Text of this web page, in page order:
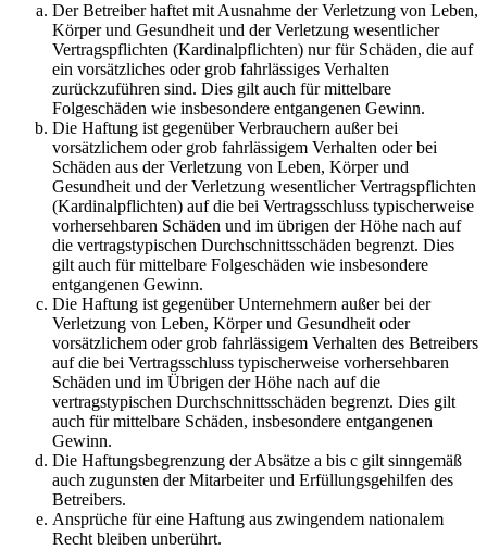
Der Betreiber haftet mit Ausnahme der Verletzung von Leben,
Körper und Gesundheit und der Verletzung wesentlicher
Vertragspflichten (Kardinalpflichten) nur für Schäden, die auf
ein vorsätzliches oder grob fahrlässiges Verhalten
zurückzuführen sind. Dies gilt auch für mittelbare
Folgeschäden wie insbesondere entgangenen Gewinn.
Die Haftung ist gegenüber Verbrauchern außer bei
vorsätzlichem oder grob fahrlässigem Verhalten oder bei
Schäden aus der Verletzung von Leben, Körper und
Gesundheit und der Verletzung wesentlicher Vertragspflichten
(Kardinalpflichten) auf die bei Vertragsschluss typischerweise
vorhersehbaren Schäden und im übrigen der Höhe nach auf
die vertragstypischen Durchschnittsschäden begrenzt. Dies
gilt auch für mittelbare Folgeschäden wie insbesondere
entgangenen Gewinn.
Die Haftung ist gegenüber Unternehmern außer bei der
Verletzung von Leben, Körper und Gesundheit oder
vorsätzlichem oder grob fahrlässigem Verhalten des Betreibers
auf die bei Vertragsschluss typischerweise vorhersehbaren
Schäden und im Übrigen der Höhe nach auf die
vertragstypischen Durchschnittsschäden begrenzt. Dies gilt
auch für mittelbare Schäden, insbesondere entgangenen
Gewinn.
Die Haftungsbegrenzung der Absätze a bis c gilt sinngemäß
auch zugunsten der Mitarbeiter und Erfüllungsgehilfen des
Betreibers.
Ansprüche für eine Haftung aus zwingendem nationalem
Recht bleiben unberührt.